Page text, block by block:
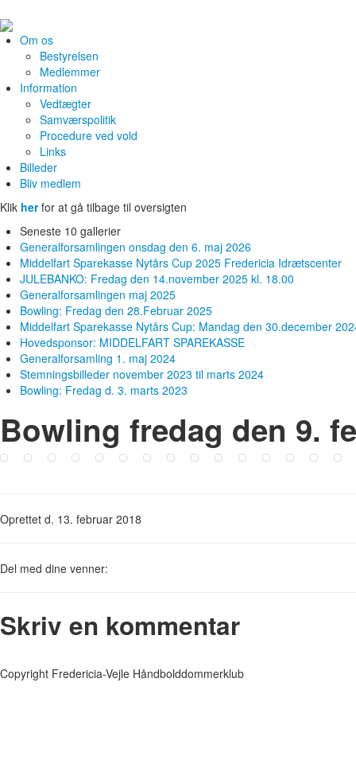
Om os
Bestyrelsen
Medlemmer
Information
Vedtægter
Samværspolitik
Procedure ved vold
Links
Billeder
Bliv medlem
Klik herfor at gå tilbage til oversigten
Seneste 10 gallerier
Generalforsamlingen onsdag den 6. maj 2026
Middelfart Sparekasse Nytårs Cup 2025 Fredericia Idrætscenter
JULEBANKO: Fredag den 14.november 2025 kl. 18.00
Generalforsamlingen maj 2025
Bowling: Fredag den 28.Februar 2025
Middelfart Sparekasse Nytårs Cup: Mandag den 30.december
Hovedsponsor: MIDDELFART SPAREKASSE
Generalforsamling 1. maj 2024
Stemningsbilleder november 2023 til marts 2024
Bowling: Fredag d. 3. marts 2023
Bowling fredag den 9.
Oprettet d. 13. februar 2018
Del med dine venner:
Skriv en kommentar
Copyright Fredericia-Vejle Håndbolddommerklub